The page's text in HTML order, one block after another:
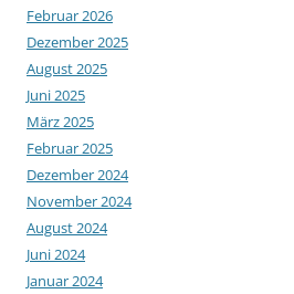
Februar 2026
Dezember 2025
August 2025
Juni 2025
März 2025
Februar 2025
Dezember 2024
November 2024
August 2024
Juni 2024
Januar 2024